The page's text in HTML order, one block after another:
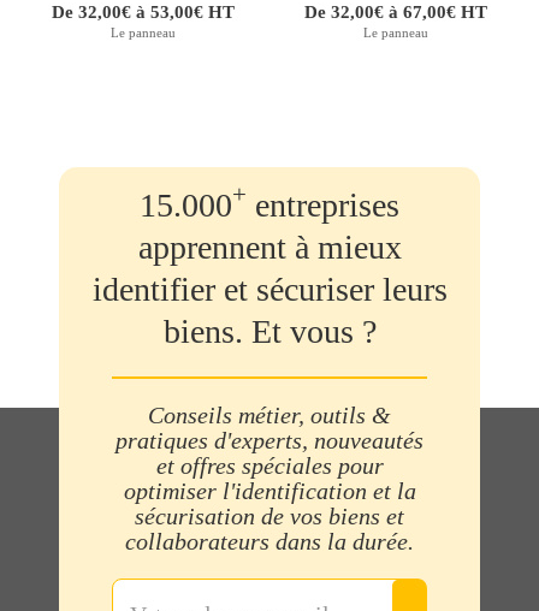
De 32,00€ à 53,00€ HT
Le panneau
De 32,00€ à 67,00€ HT
Le panneau
15.000+ entreprises
apprennent à mieux
identifier et sécuriser leurs
biens. Et vous ?
Conseils métier, outils &
pratiques d'experts, nouveautés
et offres spéciales pour
optimiser l'identification et la
sécurisation de vos biens et
collaborateurs dans la durée.